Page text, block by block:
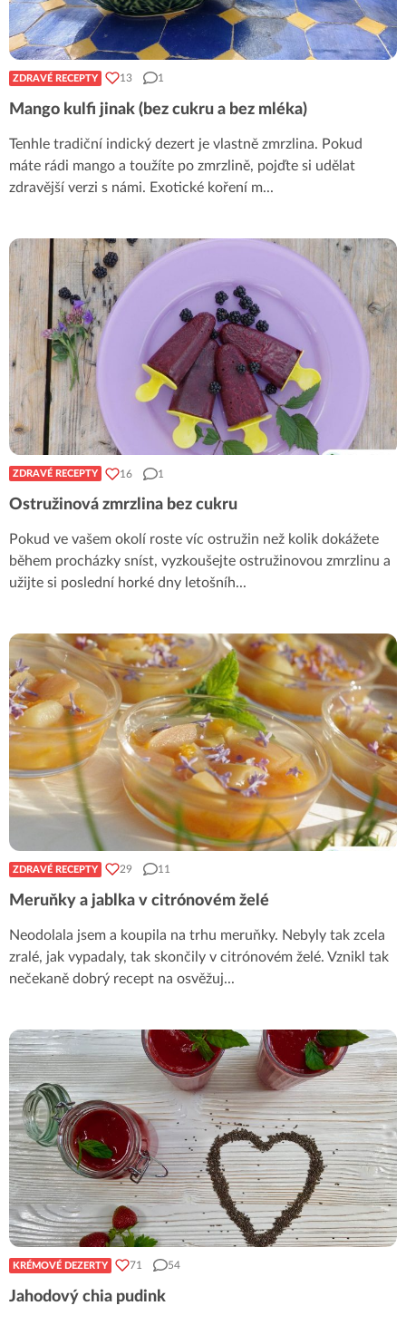
ZDRAVÉ RECEPTY 13 1
Mango kulfi jinak (bez cukru a bez mléka)
Tenhle tradiční indický dezert je vlastně zmrzlina. Pokud
máte rádi mango a toužíte po zmrzlině, pojďte si udělat
zdravější verzi s námi. Exotické koření m...
ZDRAVÉ RECEPTY 16 1
Ostružinová zmrzlina bez cukru
Pokud ve vašem okolí roste víc ostružin než kolik dokážete
během procházky sníst, vyzkoušejte ostružinovou zmrzlinu a
užijte si poslední horké dny letošníh...
ZDRAVÉ RECEPTY 29 11
Meruňky a jablka v citrónovém želé
Neodolala jsem a koupila na trhu meruňky. Nebyly tak zcela
zralé, jak vypadaly, tak skončily v citrónovém želé. Vznikl tak
nečekaně dobrý recept na osvěžuj...
KRÉMOVÉ DEZERTY 71 54
Jahodový chia pudink